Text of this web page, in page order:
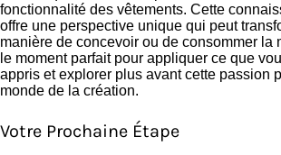
fonctionnalité des vêtements. Cette
offre une perspective unique qui peut
manière de concevoir ou de consommer la
le moment parfait pour appliquer ce que
appris et explorer plus avant cette passion
monde de la création.
Votre Prochaine Étape